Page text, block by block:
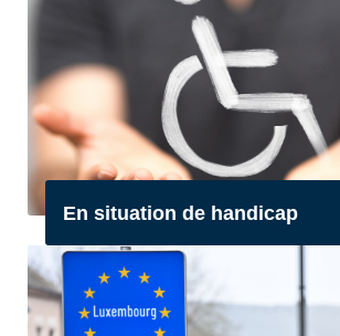
En situation de handicap